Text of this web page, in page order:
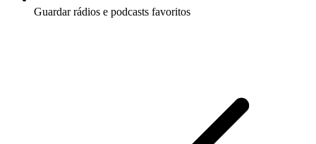
Guardar rádios e podcasts favoritos